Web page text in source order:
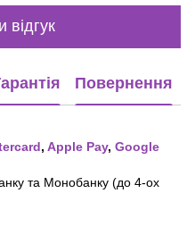
відгук
Повернення
, Apple Pay, Google
та Монобанку (до 4-ох